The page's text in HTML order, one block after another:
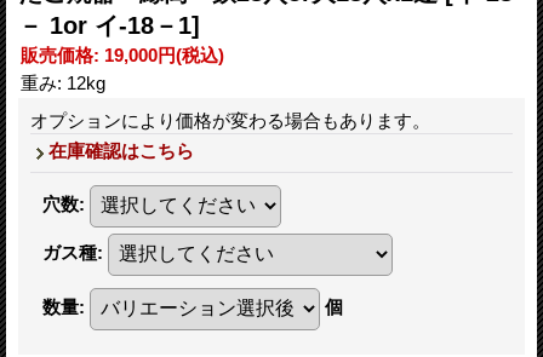
－ 1or イ‐18－1]
販売価格: 19,000円(税込)
重み: 12kg
オプションにより価格が変わる場合もあります。
在庫確認はこちら
穴数:
ガス種:
数量: 個